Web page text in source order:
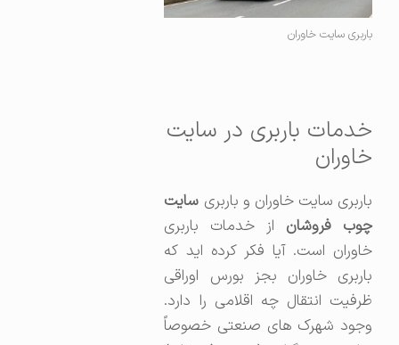
باربری سایت خاوران
خدمات باربری در سایت
خاوران
باربری سایت خاوران و باربریسایت
چوب فروشاناز خدمات باربری
خاوران است. آیا فکر کرده اید که
باربری خاوران بجز بورس اوراقی
ظرفیت انتقال چه اقلامی را دارد.
وجود شهرک های صنعتی خصوصاً